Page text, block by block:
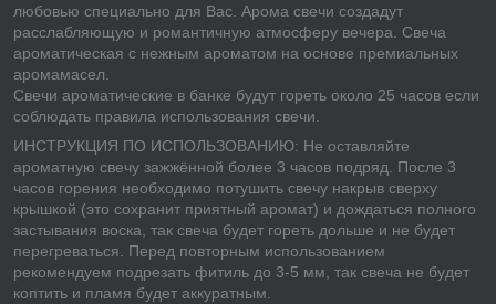
любовью специально для Вас. Арома свечи создадут
расслабляющую и романтичную атмосферу вечера. Свеча
ароматическая с нежным ароматом на основе премиальных
аромамасел.
Свечи ароматические в банке будут гореть около 25 часов если
соблюдать правила использования свечи.
ИНСТРУКЦИЯ ПО ИСПОЛЬЗОВАНИЮ: Не оставляйте
ароматную свечу зажжённой более 3 часов подряд. После 3
часов горения необходимо потушить свечу накрыв сверху
крышкой (это сохранит приятный аромат) и дождаться полного
застывания воска, так свеча будет гореть дольше и не будет
перегреваться. Перед повторным использованием
рекомендуем подрезать фитиль до 3-5 мм, так свеча не будет
коптить и пламя будет аккуратным.